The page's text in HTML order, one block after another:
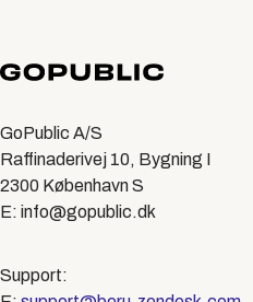
GoPublic A/S
Raffinaderivej 10, Bygning I
2300 København S
E: info@gopublic.dk
Support: